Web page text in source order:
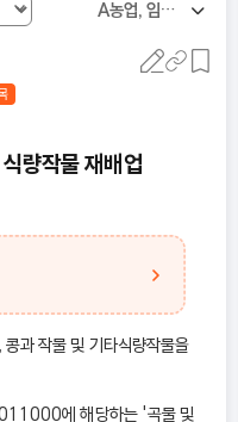
A 농업, 임업 및 어업
량작물 재배업
과 작물 및 기타식량작물을
에 해당하는 '곡물 및